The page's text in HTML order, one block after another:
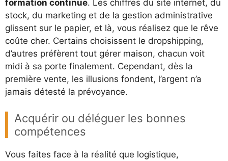
formation continue. Les chiffres du site internet, du
stock, du marketing et de la gestion administrative
glissent sur le papier, et là, vous réalisez que le rêve
coûte cher. Certains choisissent le dropshipping,
d’autres préfèrent tout gérer maison, chacun voit
midi à sa porte finalement. Cependant, dès la
première vente, les illusions fondent, l’argent n’a
jamais détesté la prévoyance.
Acquérir ou déléguer les bonnes
compétences
Vous faites face à la réalité que logistique,